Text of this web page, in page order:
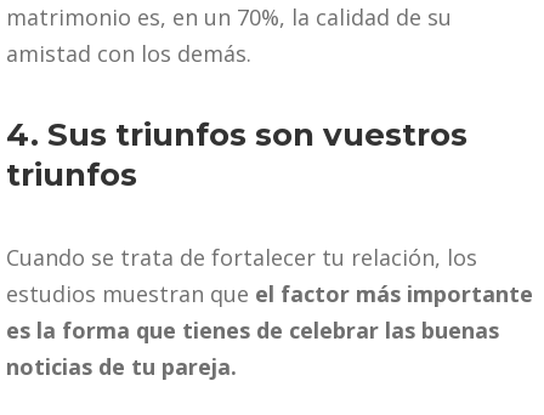
matrimonio es, en un 70%, la calidad de su
amistad con los demás.
4. Sus triunfos son vuestros
triunfos
Cuando se trata de fortalecer tu relación, los
estudios muestran que el factor más importante
es la forma que tienes de celebrar las buenas
noticias de tu pareja.